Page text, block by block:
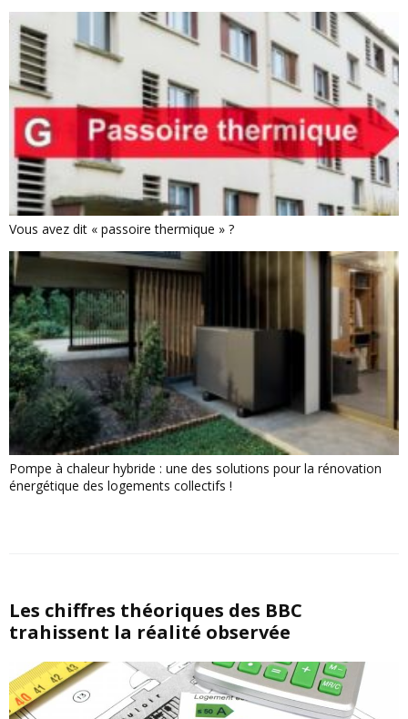
Vous avez dit « passoire thermique » ?
Pompe à chaleur hybride : une des solutions pour la rénovation
énergétique des logements collectifs !
Les chiffres théoriques des BBC
trahissent la réalité observée